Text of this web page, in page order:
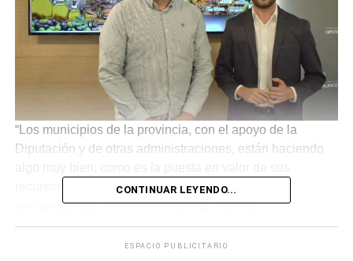
“Los municipios de la provincia, con el apoyo de la
Diputación y de otras administraciones, están haciendo
recursos propios”, ha destacado Valera, quien ha
asegurado que “no es necesario un ingenio
extraordinario, ni buscar más allá de lo que cada uno
tiene” para convertir cada punto de la geografía
CONTINUAR LEYENDO...
ESPACIO PUBLICITARIO